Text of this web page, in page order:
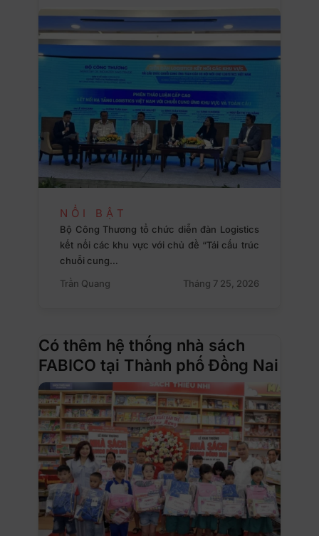
NỔI BẬT
Bộ Công Thương tổ chức diễn đàn Logistics
kết nối các khu vực với chủ đề “Tái cấu trúc
chuỗi cung…
Trần Quang
Tháng 7 25, 2026
Có thêm hệ thống nhà sách
FABICO tại Thành phố Đồng Nai